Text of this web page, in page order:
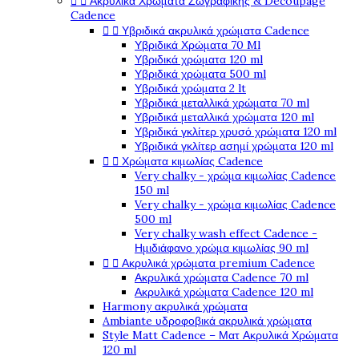
Cadence
  Υβριδικά ακρυλικά χρώματα Cadence
Υβριδικά Χρώματα 70 Ml
Υβριδικά χρώματα 120 ml
Υβριδικά χρώματα 500 ml
Υβριδικά χρώματα 2 lt
Υβριδικά μεταλλικά χρώματα 70 ml
Υβριδικά μεταλλικά χρώματα 120 ml
Υβριδικά γκλίτερ χρυσό χρώματα 120 ml
Υβριδικά γκλίτερ ασημί χρώματα 120 ml
  Χρώματα κιμωλίας Cadence
Very chalky - χρώμα κιμωλίας Cadence
150 ml
Very chalky - χρώμα κιμωλίας Cadence
500 ml
Very chalky wash effect Cadence -
Ημιδιάφανο χρώμα κιμωλίας 90 ml
  Ακρυλικά χρώματα premium Cadence
Ακρυλικά χρώματα Cadence 70 ml
Ακρυλικά χρώματα Cadence 120 ml
Harmony ακρυλικά χρώματα
Ambiante υδροφοβικά ακρυλικά χρώματα
Style Matt Cadence – Ματ Ακρυλικά Χρώματα
120 ml